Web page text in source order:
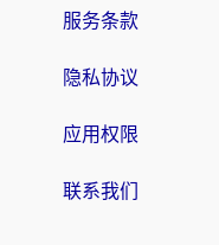
服务条款
隐私协议
应用权限
联系我们